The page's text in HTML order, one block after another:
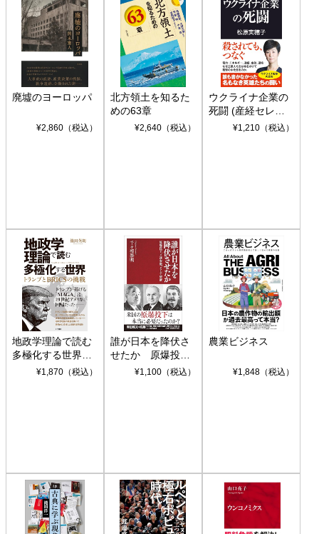
廃墟のヨーロッパ
¥2,860（税込）
北方領土を知るた
めの63章
¥2,640（税込）
ウクライナ企業の
死闘 (産経セレク
ト S 039)¥1,210（税込）
地政学理論で読む
多極化する世界：
トランプとBRICS
の挑戦
¥1,870（税込）
誰が日本を降伏さ
せたか 原爆投
下、ソ連参戦、そ
して聖断 (PHP新
¥1,100（税込）
農業ビジネス
¥1,848（税込）
シリーズ)¥1,210（税込）
〈ヤヌス〉の二つ
の顔
¥2,750（税込）
ル新書)¥1,045（税込）